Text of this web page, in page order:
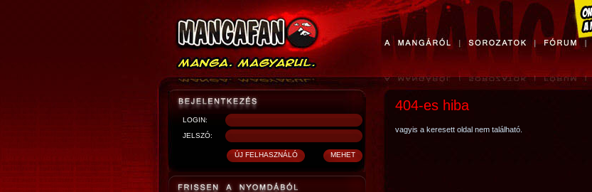
LOGIN:
JELSZÓ:
404-es hiba
vagyis a keresett oldal nem található.